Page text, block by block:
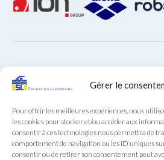
Gérer le
Pour offrir les meilleures expériences, nous
les cookies pour stocker et/ou accéder aux
consentir à ces technologies nous permettra de
comportement de navigation ou les ID uniques
consentir ou de retirer son consentement peut
ARCHIVES